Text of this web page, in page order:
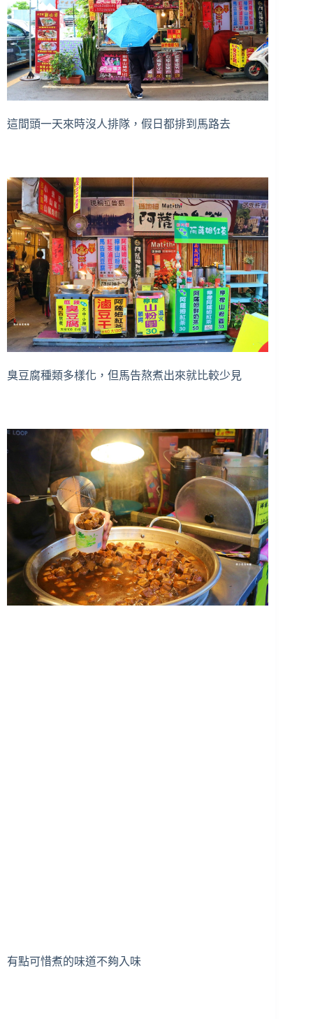
這間頭一天來時沒人排隊，假日都排到馬路去
臭豆腐種類多樣化，但馬告熬煮出來就比較少見
有點可惜煮的味道不夠入味